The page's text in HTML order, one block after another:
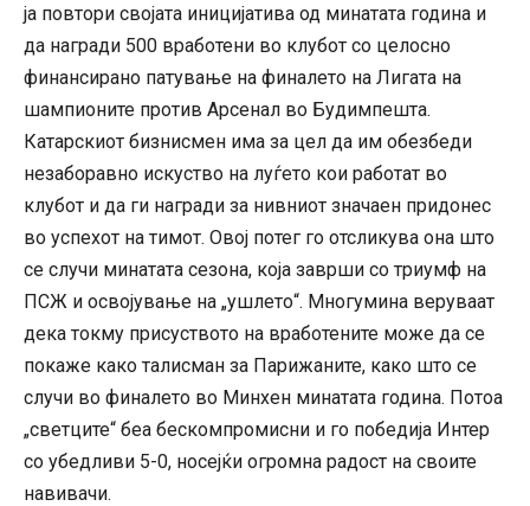
ја повтори својата иницијатива од минатата година и
да награди 500 вработени во клубот со целосно
финансирано патување на финалето на Лигата на
шампионите против Арсенал во Будимпешта.
Катарскиот бизнисмен има за цел да им обезбеди
незаборавно искуство на луѓето кои работат во
клубот и да ги награди за нивниот значаен придонес
во успехот на тимот. Овој потег го отсликува она што
се случи минатата сезона, која заврши со триумф на
ПСЖ и освојување на „ушлето“. Многумина веруваат
дека токму присуството на вработените може да се
покаже како талисман за Парижаните, како што се
случи во финалето во Минхен минатата година. Потоа
„светците“ беа бескомпромисни и го победија Интер
со убедливи 5-0, носејќи огромна радост на своите
навивачи.